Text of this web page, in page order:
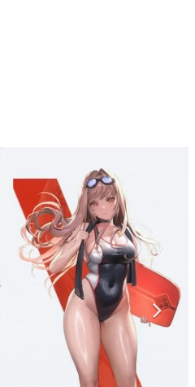
業界レポートマンガです。
面白い？
氏がゲームの魅力を画面や操作の
明かしていく、硬派で骨太な評論連載
日本語
「ラスボス」… ゲームにまつわる言葉
を、コンピューター文化史研究家・タ
。